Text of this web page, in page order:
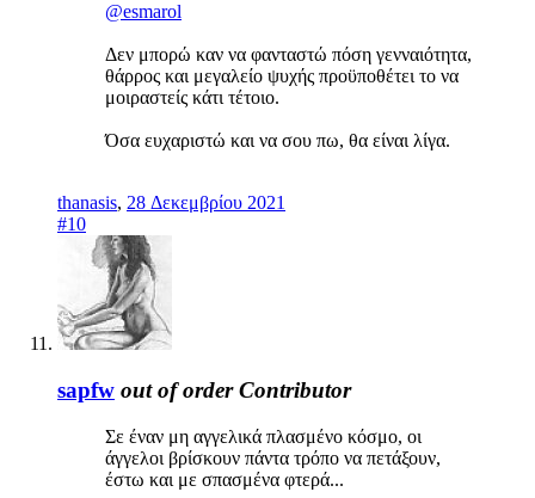
@esmarol
Δεν μπορώ καν να φανταστώ πόση γενναιότητα,
θάρρος και μεγαλείο ψυχής προϋποθέτει το να
μοιραστείς κάτι τέτοιο.
Όσα ευχαριστώ και να σου πω, θα είναι λίγα.
thanasis, 28 Δεκεμβρίου 2021
#10
sapfw out of order Contributor
Σε έναν μη αγγελικά πλασμένο κόσμο, οι
άγγελοι βρίσκουν πάντα τρόπο να πετάξουν,
έστω και με σπασμένα φτερά...